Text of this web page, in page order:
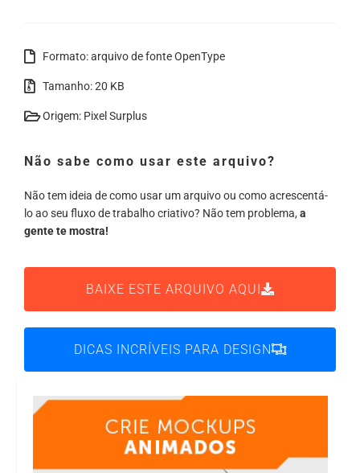
Formato: arquivo de fonte OpenType
Tamanho: 20 KB
Origem: Pixel Surplus
Não sabe como usar este arquivo?
Não tem ideia de como usar um arquivo ou como acrescentá-
lo ao seu fluxo de trabalho criativo? Não tem problema, a
gente te mostra!
BAIXE ESTE ARQUIVO AQUI
DICAS INCRÍVEIS PARA DESIGN